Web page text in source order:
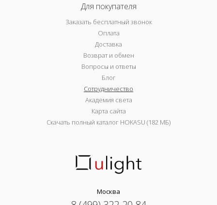
Для покупателя
Заказать бесплатный звонок
Оплата
Доставка
Возврат и обмен
Вопросы и ответы
Блог
Сотрудничество
Академия света
Карта сайта
Скачать полный каталог HOKASU (182 МБ)
Москва